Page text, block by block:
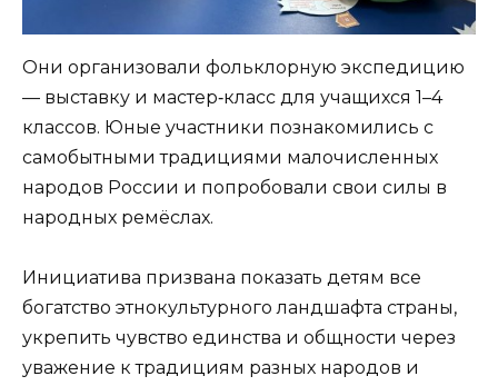
Они организовали фольклорную экспедицию
— выставку и мастер‑класс для учащихся 1–4
классов. Юные участники познакомились с
самобытными традициями малочисленных
народов России и попробовали свои силы в
народных ремёслах.
Инициатива призвана показать детям все
богатство этнокультурного ландшафта страны,
укрепить чувство единства и общности через
уважение к традициям разных народов и